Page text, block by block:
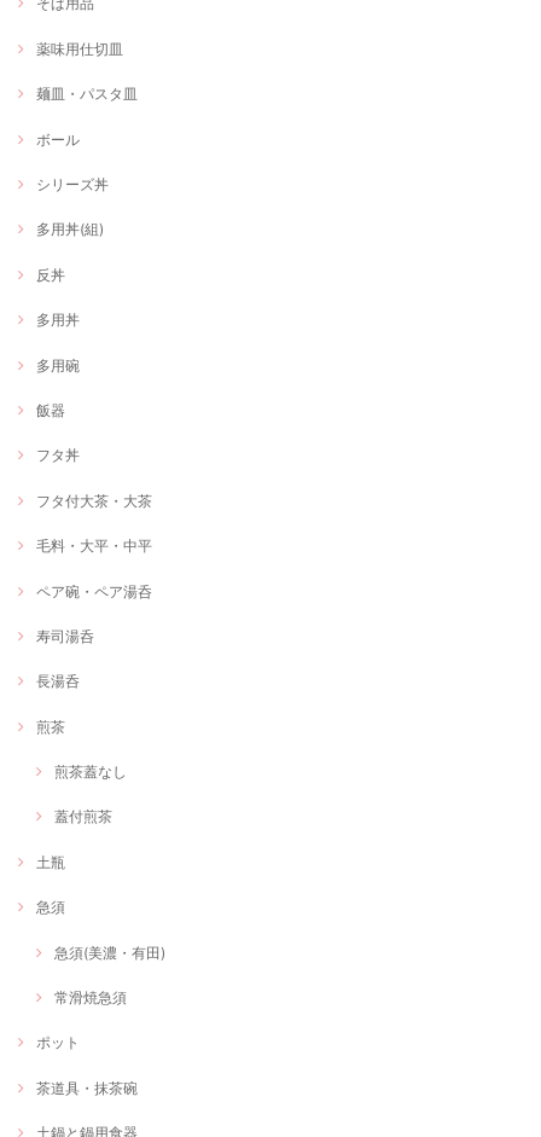
薬味用仕切皿
麺皿・パスタ皿
ボール
シリーズ丼
多用丼(組)
反丼
多用丼
多用碗
飯器
フタ丼
フタ付大茶・大茶
毛料・大平・中平
ペア碗・ペア湯呑
寿司湯呑
長湯呑
煎茶
煎茶蓋なし
蓋付煎茶
土瓶
急須
急須(美濃・有田)
常滑焼急須
ポット
茶道具・抹茶碗
土鍋と鍋用食器